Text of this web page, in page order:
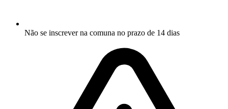
Não se inscrever na comuna no prazo de 14 dias